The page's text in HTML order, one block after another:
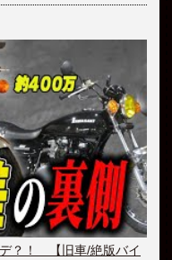
？！ 【旧車/絶版バイ